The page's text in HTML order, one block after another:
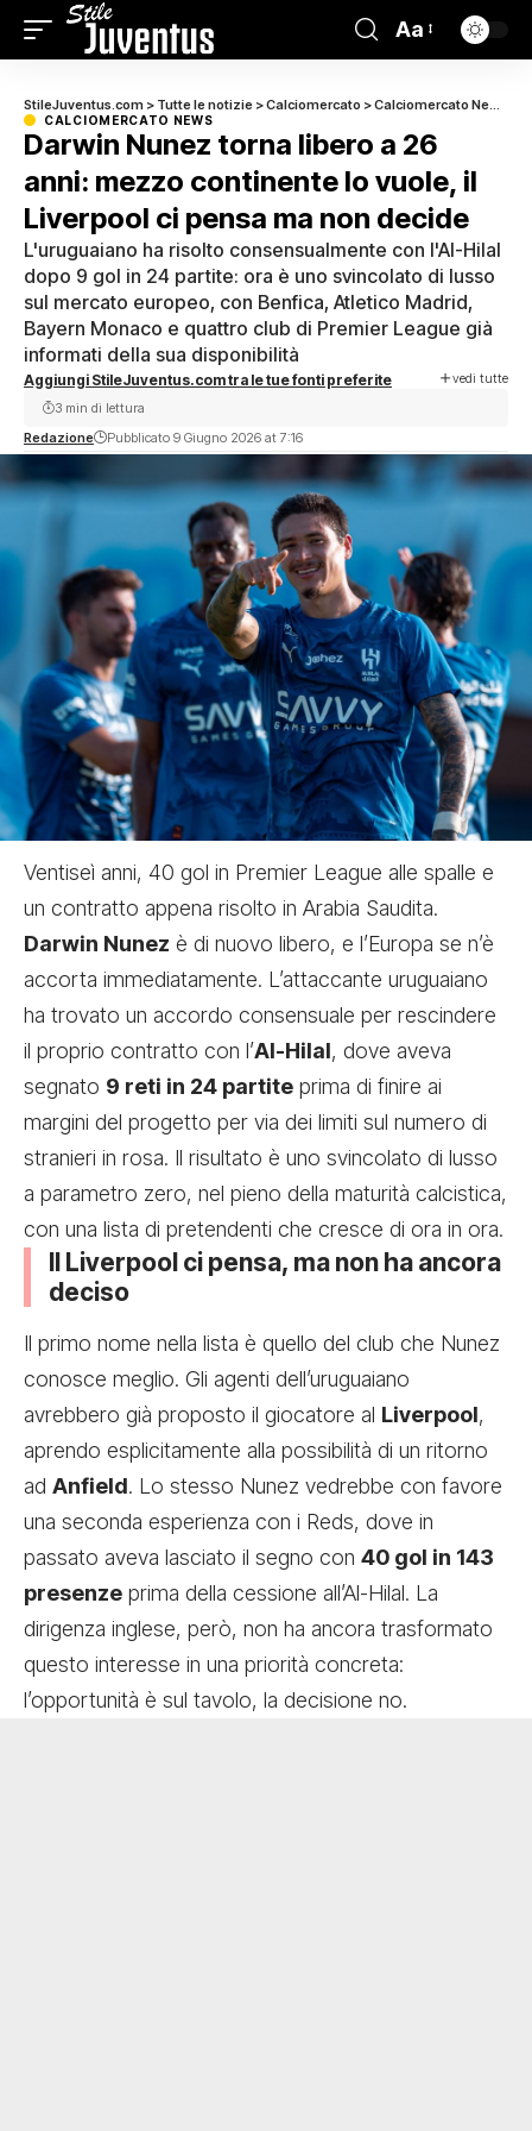
Aa
StileJuventus.com > Tutte le notizie >Calciomercato >Calciomercato News
CALCIOMERCATO NEWS
Darwin Nunez torna libero a 26
anni: mezzo continente lo vuole, il
Liverpool ci pensa ma non decide
L'uruguaiano ha risolto consensualmente con l'Al-Hilal
dopo 9 gol in 24 partite: ora è uno svincolato di lusso
sul mercato europeo, con Benfica, Atletico Madrid,
Bayern Monaco e quattro club di Premier League già
informati della sua disponibilità
Aggiungi StileJuventus.com tra le tue fonti preferite vedi tutte
Redazione Pubblicato 9 Giugno 2026 at 7:16
3 min di lettura
Ventiseì anni, 40 gol in Premier League alle spalle e
un contratto appena risolto in Arabia Saudita.
Darwin Nunez è di nuovo libero, e l’Europa se n’è
accorta immediatamente. L’attaccante uruguaiano
ha trovato un accordo consensuale per rescindere
il proprio contratto con l’Al-Hilal, dove aveva
segnato 9 reti in 24 partite prima di finire ai
margini del progetto per via dei limiti sul numero di
stranieri in rosa. Il risultato è uno svincolato di lusso
a parametro zero, nel pieno della maturità calcistica,
con una lista di pretendenti che cresce di ora in ora.
Il Liverpool ci pensa, ma non ha ancora
deciso
Il primo nome nella lista è quello del club che Nunez
conosce meglio. Gli agenti dell’uruguaiano
avrebbero già proposto il giocatore al Liverpool,
aprendo esplicitamente alla possibilità di un ritorno
ad Anfield. Lo stesso Nunez vedrebbe con favore
una seconda esperienza con i Reds, dove in
passato aveva lasciato il segno con 40 gol in 143
presenze prima della cessione all’Al-Hilal. La
dirigenza inglese, però, non ha ancora trasformato
questo interesse in una priorità concreta:
l’opportunità è sul tavolo, la decisione no.